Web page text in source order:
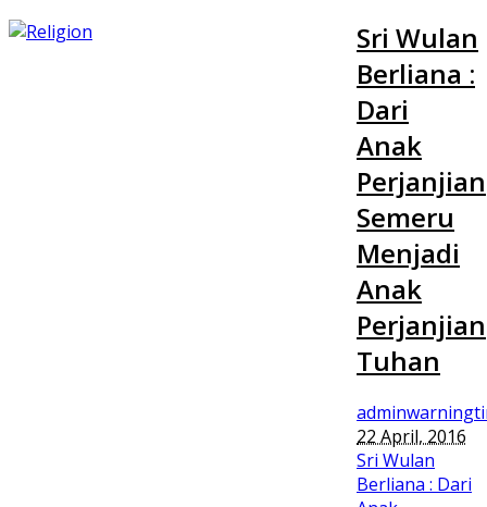
Sri Wulan
Berliana :
Dari
Anak
Perjanjian
Semeru
Menjadi
Anak
Perjanjian
Tuhan
22 April, 2016
Sri Wulan
Berliana : Dari